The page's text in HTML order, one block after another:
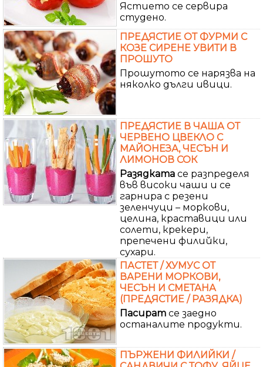
Ястието се сервира
студено.
ПРЕДЯСТИЕ ОТ ФУРМИ С
КОЗЕ СИРЕНЕ УВИТИ В
ПРОШУТО
Прошутото се нарязва на
няколко дълги ивици.
ПРЕДЯСТИЕ В ЧАША ОТ
ЧЕРВЕНО ЦВЕКЛО С
МАЙОНЕЗА, ЧЕСЪН И
ЛИМОНОВ СОК
Разядката се разпределя
във високи чаши и се
гарнира с резени
зеленчуци – моркови,
целина, краставици или
солети, крекери,
препечени филийки,
сухари.
ПАСТЕТ / ХУМУС ОТ
ВАРЕНИ МОРКОВИ,
ЧЕСЪН И СМЕТАНА
(ПРЕДЯСТИЕ / РАЗЯДКА)
Пасират се заедно
останалите продукти.
ПЪРЖЕНИ ФИЛИЙКИ /